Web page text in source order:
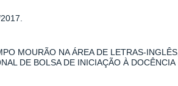
MOURÃO NA ÁREA DE LETRAS-INGLÊS,
DE BOLSA DE INICIAÇÃO À DOCÊNCIA